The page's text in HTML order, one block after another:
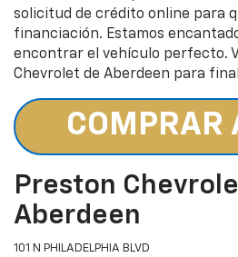
solicitud de crédito online para
financiación. Estamos
encontrar el vehículo perfecto.
Chevrolet de Aberdeen para
COMPRAR
Preston
Aberdeen
101 N PHILADELPHIA BLVD